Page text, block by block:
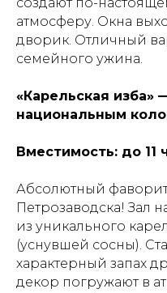
атмосферу. Окна
дворик. Отличный
семейного ужина.
«Карельская изба»
национальным
Вместимость: до 11
Абсолютный фаворит
Петрозаводска! Зал
из уникального
(уснувшей сосны).
характерный запах
декор погружают в